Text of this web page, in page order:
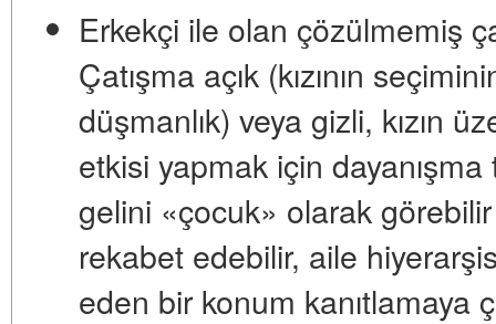
Erkekçi ile olan çözülmemiş
Çatışma açık (kızının
düşmanlık) veya gizli, kızın
etkisi yapmak için
gelini «çocuk» olarak
rekabet edebilir, aile
eden bir konum kanıtlamaya